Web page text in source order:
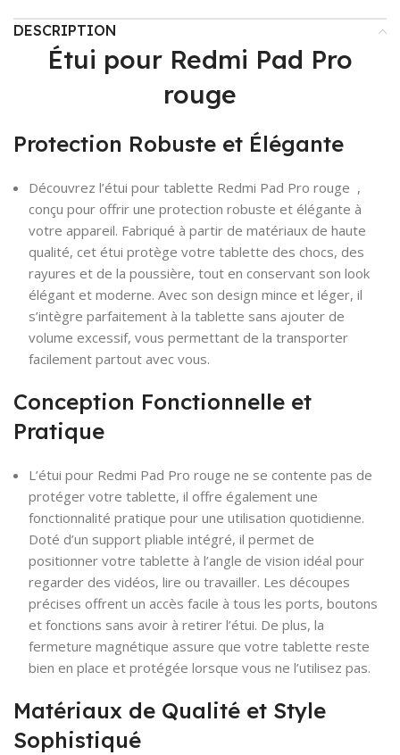
DESCRIPTION
Étui pour Redmi Pad Pro
rouge
Protection Robuste et Élégante
Découvrez l’étui pour tablette Redmi Pad Pro rouge ,
conçu pour offrir une protection robuste et élégante à
votre appareil. Fabriqué à partir de matériaux de haute
qualité, cet étui protège votre tablette des chocs, des
rayures et de la poussière, tout en conservant son look
élégant et moderne. Avec son design mince et léger, il
s’intègre parfaitement à la tablette sans ajouter de
volume excessif, vous permettant de la transporter
facilement partout avec vous.
Conception Fonctionnelle et
Pratique
L’étui pour Redmi Pad Pro rouge ne se contente pas de
protéger votre tablette, il offre également une
fonctionnalité pratique pour une utilisation quotidienne.
Doté d’un support pliable intégré, il permet de
positionner votre tablette à l’angle de vision idéal pour
regarder des vidéos, lire ou travailler. Les découpes
précises offrent un accès facile à tous les ports, boutons
et fonctions sans avoir à retirer l’étui. De plus, la
fermeture magnétique assure que votre tablette reste
bien en place et protégée lorsque vous ne l’utilisez pas.
Matériaux de Qualité et Style
Sophistiqué